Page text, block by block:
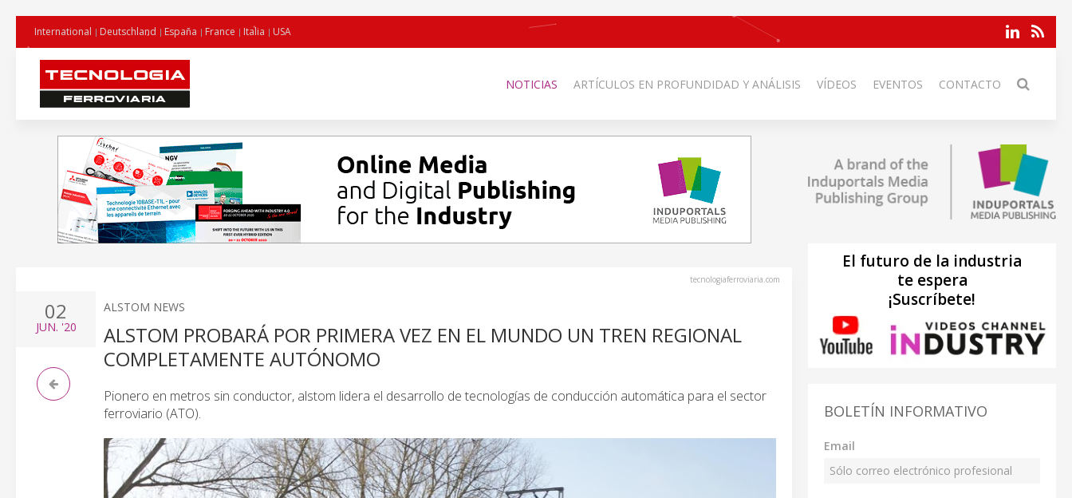
International Deutschland España France Italia USA
NOTICIAS ARTÍCULOS EN PROFUNDIDAD Y ANÁLISIS VÍDEOS EVENTOS CONTACTO
tecnologiaferroviaria.com
02
JUN. '20
ALSTOM NEWS
ALSTOM PROBARÁ POR PRIMERA VEZ EN EL MUNDO UN TREN REGIONAL
COMPLETAMENTE AUTÓNOMO
Pionero en metros sin conductor, alstom lidera el desarrollo de tecnologías de conducción automática para el sector
ferroviario (ATO).
El futuro de la industria
te espera
¡Suscríbete!
BOLETÍN INFORMATIVO
Email